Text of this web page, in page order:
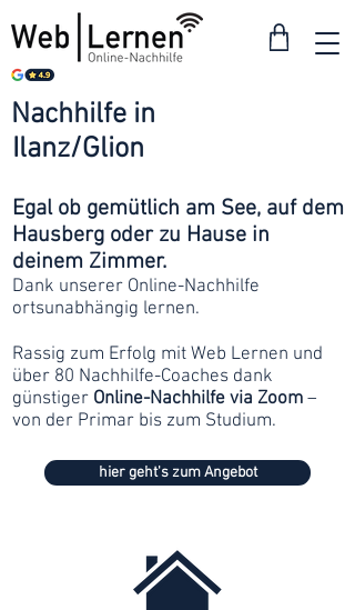
Ilanz/Glion
Nachhilfe in
Egal ob gemütlich am See, auf dem
Hausberg oder zu Hause in
deinem Zimmer.
Dank unserer Online-Nachhilfe
ortsunabhängig lernen.
Rassig zum Erfolg mit Web Lernen und
über 80 Nachhilfe-Coaches dank
günstiger Online-Nachhilfe via Zoom –
von der Primar bis zum Studium.
hier geht's zum Angebot